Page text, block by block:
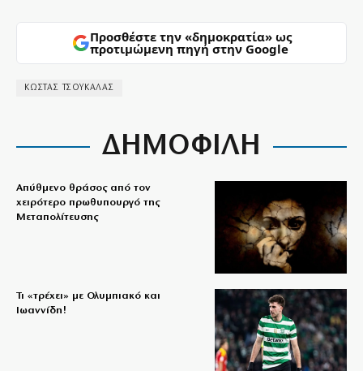
Προσθέστε την «δημοκρατία» ως
προτιμώμενη πηγή στην Google
ΚΩΣΤΑΣ ΤΣΟΥΚΑΛΑΣ
ΔΗΜΟΦΙΛΗ
Απύθμενο θράσος από τον
χειρότερο πρωθυπουργό της
Μεταπολίτευσης
Τι «τρέχει» με Ολυμπιακό και
Ιωαννίδη!